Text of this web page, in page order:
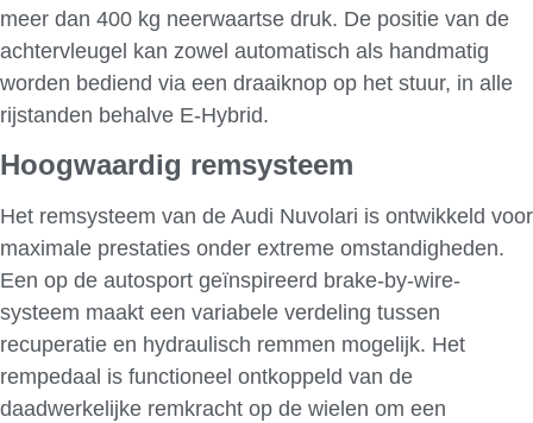
meer dan 400 kg neerwaartse druk. De positie van de
achtervleugel kan zowel automatisch als handmatig
worden bediend via een draaiknop op het stuur, in alle
rijstanden behalve E-Hybrid.
Hoogwaardig remsysteem
Het remsysteem van de Audi Nuvolari is ontwikkeld voor
maximale prestaties onder extreme omstandigheden.
Een op de autosport geïnspireerd brake-by-wire-
systeem maakt een variabele verdeling tussen
recuperatie en hydraulisch remmen mogelijk. Het
rempedaal is functioneel ontkoppeld van de
daadwerkelijke remkracht op de wielen om een